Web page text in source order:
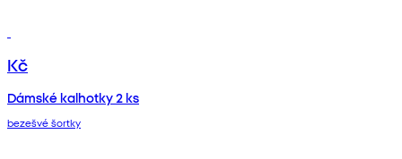
Kč
Dámské kalhotky 2 ks
bezešvé šortky